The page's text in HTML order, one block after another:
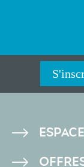
PIED
DE